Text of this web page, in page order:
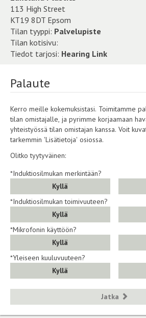
113 High Street
KT19 8DT Epsom
Tilan tyyppi: Palvelupiste
Tilan kotisivu:
Tiedot tarjosi: Hearing Link
Palaute
Kerro meille kokemuksistasi. Toimitamme
tilan omistajalle, ja pyrimme korjaamaan havaitut ongelmat
yhteistyössä tilan omistajan kanssa. Voit
tarkemmin 'Lisätietoja' osiossa.
Olitko tyytyväinen:
*Induktiosilmukan merkintään?
Kyllä
*Induktiosilmukan toimivuuteen?
Kyllä
*Mikrofonin käyttöön?
Kyllä
*Yleiseen kuuluvuuteen?
Kyllä
Jatka